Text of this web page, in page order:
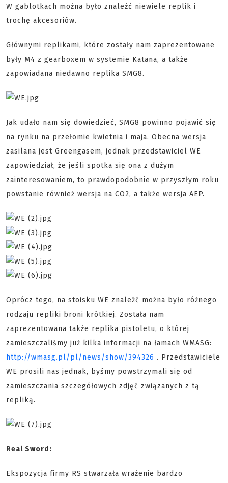
W gablotkach można było znaleźć niewiele replik i
trochę akcesoriów.
Głównymi replikami, które zostały nam zaprezentowane
były M4 z gearboxem w systemie Katana, a także
zapowiadana niedawno replika SMG8.
Jak udało nam się dowiedzieć, SMG8 powinno pojawić się
na rynku na przełomie kwietnia i maja. Obecna wersja
zasilana jest Greengasem, jednak przedstawiciel WE
zapowiedział, że jeśli spotka się ona z dużym
zainteresowaniem, to prawdopodobnie w przyszłym roku
powstanie również wersja na CO2, a także wersja AEP.
Oprócz tego, na stoisku WE znaleźć można było różnego
rodzaju repliki broni krótkiej. Została nam
zaprezentowana także replika pistoletu, o której
zamieszczaliśmy już kilka informacji na łamach WMASG:
http://wmasg.pl/pl/news/show/394326 . Przedstawiciele
WE prosili nas jednak, byśmy powstrzymali się od
zamieszczania szczegółowych zdjęć związanych z tą
repliką.
Real Sword:
Ekspozycja firmy RS stwarzała wrażenie bardzo